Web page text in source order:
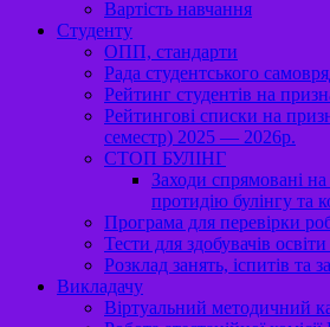
Вартість навчання
Студенту
ОПП, стандарти
Рада студентського
Рейтинг студентів на
Рейтингові списки на
семестр) 2025 — 2026р.
СТОП БУЛІНГ
Заходи спрямовані на
протидію булінгу та
Програма для перевірки
Тести для здобувачів
Розклад занять, іспитів та
Викладачу
Віртуальний методичний